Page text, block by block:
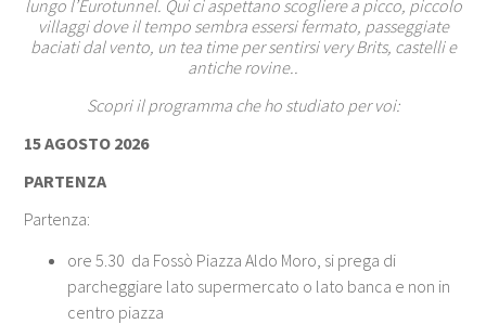
lungo l’Eurotunnel. Qui ci aspettano scogliere a picco, piccolo
villaggi dove il tempo sembra essersi fermato, passeggiate
baciati dal vento, un tea time per sentirsi very Brits, castelli e
antiche rovine..
Scopri il programma che ho studiato per voi:
15 AGOSTO 2026
PARTENZA
Partenza:
ore 5.30 da Fossò Piazza Aldo Moro, si prega di
parcheggiare lato supermercato o lato banca e non in
centro piazza